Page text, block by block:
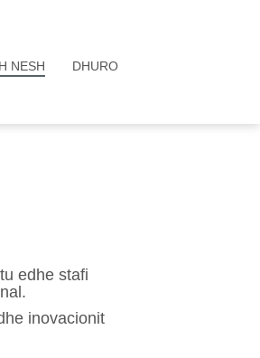
NESH DHURO
edhe stafi
inovacionit